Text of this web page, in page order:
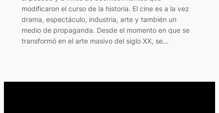
modificaron el curso de la historia. El cine es a la vez
drama, espectáculo, industria, arte y también un
medio de propaganda. Desde el momento en que se
transformó en el arte masivo del siglo XX, se…